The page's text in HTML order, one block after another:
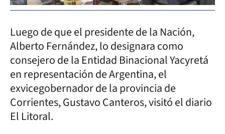
Luego de que el presidente de la Nación,
Alberto Fernández, lo designara como
consejero de la Entidad Binacional Yacyretá
en representación de Argentina, el
exvicegobernador de la provincia de
Corrientes, Gustavo Canteros, visitó el diario
El Litoral.